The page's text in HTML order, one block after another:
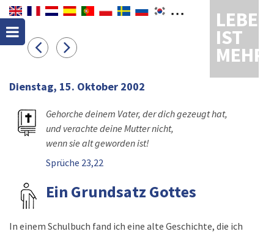
LEBEN
IST
MEHR
Dienstag, 15. Oktober 2002
Gehorche deinem Vater, der dich gezeugt hat,
und verachte deine Mutter nicht,
wenn sie alt geworden ist!
Sprüche 23,22
Ein Grundsatz Gottes
In einem Schulbuch fand ich eine alte Geschichte, die ich